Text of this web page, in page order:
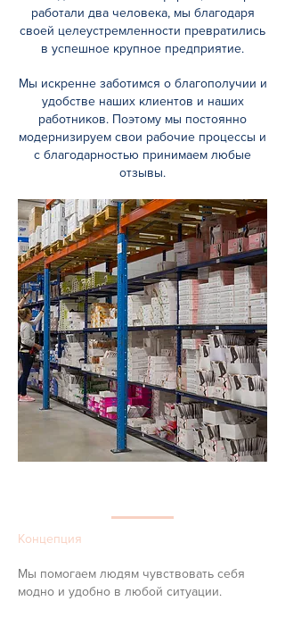
работали два человека, мы благодаря
своей целеустремленности превратились
в успешное крупное предприятие.
Мы искренне заботимся о благополучии и
удобстве наших клиентов и наших
работников. Поэтому мы постоянно
модернизируем свои рабочие процессы и
с благодарностью принимаем любые
отзывы.
Концепция
Мы помогаем людям чувствовать себя
модно и удобно в любой ситуации.